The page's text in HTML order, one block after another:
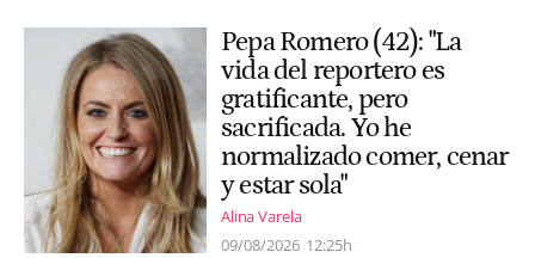
Pepa Romero (42): "La
vida del reportero es
gratificante, pero
sacrificada. Yo he
normalizado comer, cenar
y estar sola"
Alina Varela
09/08/2026 12:25h